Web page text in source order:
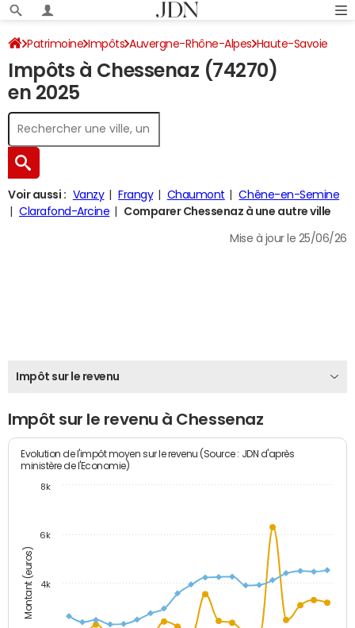
Patrimoine Impôts Auvergne-Rhône-Alpes Haute-Savoie
Chessenaz Impôt sur le revenu
Impôts à Chessenaz (74270)
en 2025
Voir aussi : Vanzy Frangy Chaumont
Chêne-en-Semine
Clarafond-Arcine
Comparer Chessenaz à une autre ville
Mise à jour le 25/06/26
Impôt sur le revenu
Impôt sur le revenu à Chessenaz
Montant (euros)
Evolution de l'impôt moyen sur le revenu (Source : JDN d'après
ministère de l'Economie)
4k
6k
8k